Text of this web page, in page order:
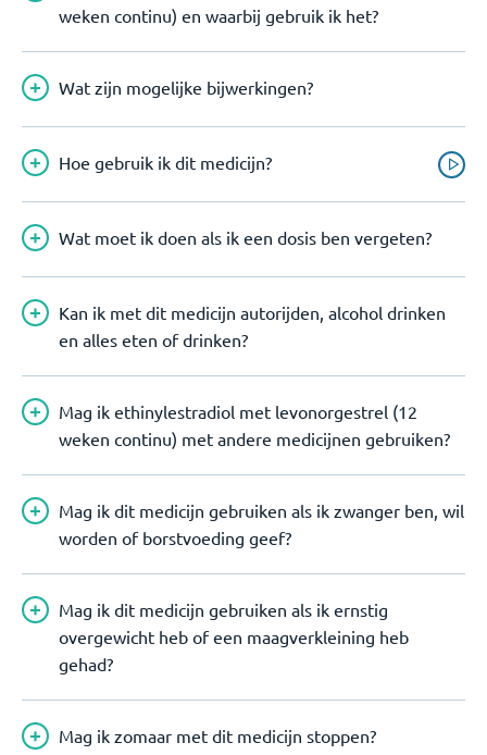
weken continu) en waarbij gebruik ik het?
Wat zijn mogelijke bijwerkingen?
Hoe gebruik ik dit medicijn?
Wat moet ik doen als ik een dosis ben vergeten?
Kan ik met dit medicijn autorijden, alcohol drinken
en alles eten of drinken?
Mag ik ethinylestradiol met levonorgestrel (12
weken continu) met andere medicijnen gebruiken?
Mag ik dit medicijn gebruiken als ik zwanger ben, wil
worden of borstvoeding geef?
Mag ik dit medicijn gebruiken als ik ernstig
overgewicht heb of een maagverkleining heb
gehad?
Mag ik zomaar met dit medicijn stoppen?